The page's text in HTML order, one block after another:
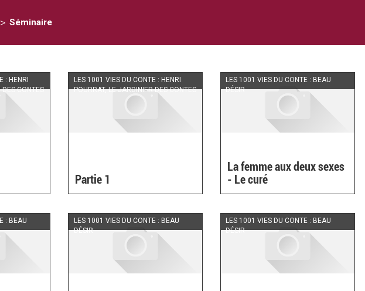
> Séminaire
: HENRI
CONTES
LES 1001 VIES DU CONTE : HENRI
POURRAT, LE JARDINIER DES CONTES
Partie 1
LES 1001 VIES DU CONTE : BEAU
DÉSIR
La femme aux deux sexes
- Le curé
: BEAU
LES 1001 VIES DU CONTE : BEAU
DÉSIR
LES 1001 VIES DU CONTE : BEAU
DÉSIR